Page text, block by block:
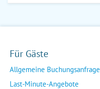
Für Gäste
Allgemeine Buchungsanfrage
Last-Minute-Angebote